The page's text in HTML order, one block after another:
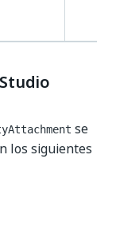
Studio
se
los siguientes